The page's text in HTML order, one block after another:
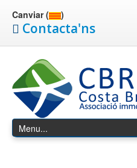
Canviar ( )
Contacta'ns